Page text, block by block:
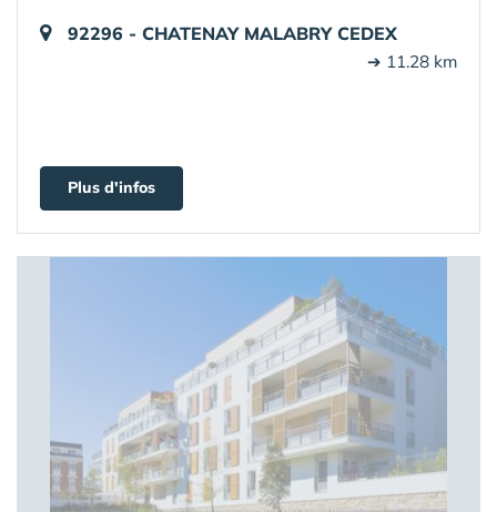
92296 - CHATENAY MALABRY CEDEX
➔ 11.28 km
Plus d'infos